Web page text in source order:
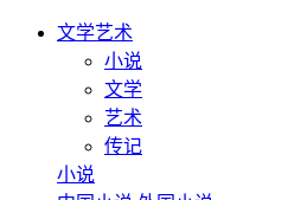
文学艺术
小说
文学
艺术
传记
小说